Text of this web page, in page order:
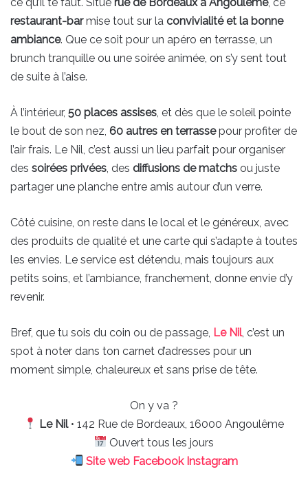
restaurant-barmise tout sur la convivialité et la bonne
ambiance. Que ce soit pour un apéro en terrasse, un
brunch tranquille ou une soirée animée, on s’y sent tout
de suite à l’aise.
À l’intérieur, 50 places assises , et dès que le soleil pointe
le bout de son nez, 60 autres en terrassepour profiter de
l’air frais. Le Nil, c’est aussi un lieu parfait pour organiser
des soirées privées , des diffusions de matchs ou juste
partager une planche entre amis autour d’un verre.
Côté cuisine, on reste dans le local et le généreux, avec
des produits de qualité et une carte qui s’adapte à toutes
les envies. Le service est détendu, mais toujours aux
petits soins, et l’ambiance, franchement, donne envie d’y
revenir.
Bref, que tu sois du coin ou de passage, Le Nil, c’est un
spot à noter dans ton carnet d’adresses pour un
moment simple, chaleureux et sans prise de tête.
On y va ?
Le Nil• 142 Rue de Bordeaux, 16000 Angoulême
Ouvert tous les jours
Site web Facebook Instagram